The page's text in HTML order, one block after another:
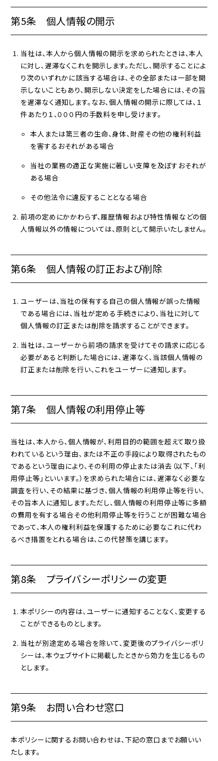
第5条 個人情報の開示
当社は、本人から個人情報の開示を求められたときは、本人
に対し、遅滞なくこれを開示します。ただし、開示することによ
り次のいずれかに該当する場合は、その全部または一部を開
示しないこともあり、開示しない決定をした場合には、その旨
を遅滞なく通知します。なお、個人情報の開示に際しては、１
件あたり１、０００円の手数料を申し受けます。
本人または第三者の生命、身体、財産その他の権利利益
を害するおそれがある場合
当社の業務の適正な実施に著しい支障を及ぼすおそれが
ある場合
その他法令に違反することとなる場合
前項の定めにかかわらず、履歴情報および特性情報などの個
人情報以外の情報については、原則として開示いたしません。
第6条 個人情報の訂正および削除
ユーザーは、当社の保有する自己の個人情報が誤った情報
である場合には、当社が定める手続きにより、当社に対して
個人情報の訂正または削除を請求することができます。
当社は、ユーザーから前項の請求を受けてその請求に応じる
必要があると判断した場合には、遅滞なく、当該個人情報の
訂正または削除を行い、これをユーザーに通知します。
第7条 個人情報の利用停止等
当社は、本人から、個人情報が、利用目的の範囲を超えて取り扱
われているという理由、または不正の手段により取得されたもの
であるという理由により、その利用の停止または消去（以下、「利
用停止等」といいます。）を求められた場合には、遅滞なく必要な
調査を行い、その結果に基づき、個人情報の利用停止等を行い、
その旨本人に通知します。ただし、個人情報の利用停止等に多額
の費用を有する場合その他利用停止等を行うことが困難な場合
であって、本人の権利利益を保護するために必要なこれに代わ
るべき措置をとれる場合は、この代替策を講じます。
第8条 プライバシーポリシーの変更
本ポリシーの内容は、ユーザーに通知することなく、変更する
ことができるものとします。
当社が別途定める場合を除いて、変更後のプライバシーポリ
シーは、本ウェブサイトに掲載したときから効力を生じるもの
とします。
第9条 お問い合わせ窓口
本ポリシーに関するお問い合わせは、下記の窓口までお願いい
たします。